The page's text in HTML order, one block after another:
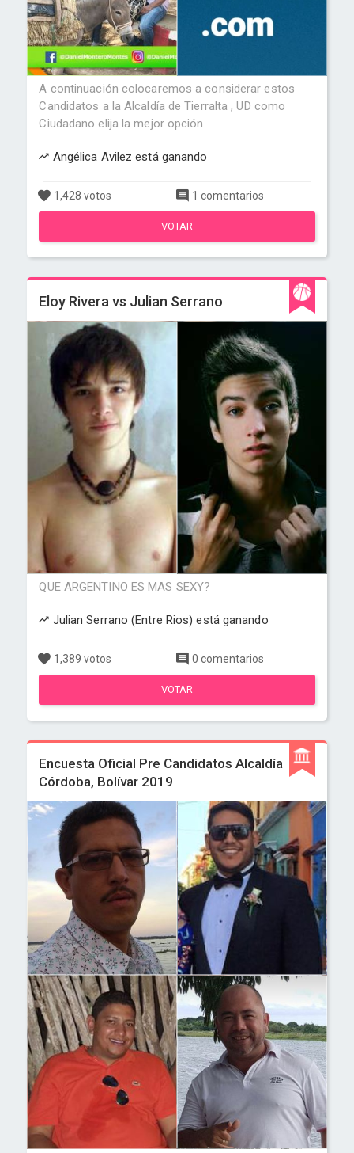
A continuación colocaremos a considerar estos
Candidatos a la Alcaldía de Tierralta , UD como
Ciudadano elija la mejor opción
Angélica Avilez está ganando
1,428 votos 1 comentarios
VOTAR
Eloy Rivera vs Julian Serrano
QUE ARGENTINO ES MAS SEXY?
Julian Serrano (Entre Rios) está ganando
1,389 votos 0 comentarios
VOTAR
Encuesta Oficial Pre Candidatos Alcaldía
Córdoba, Bolívar 2019